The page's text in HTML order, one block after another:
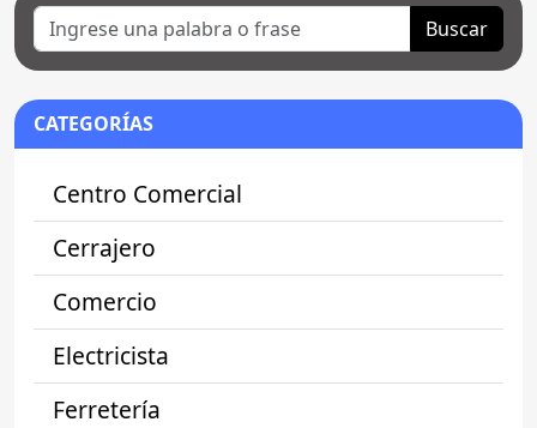
Buscar
CATEGORÍAS
Centro Comercial
Cerrajero
Comercio
Electricista
Ferretería